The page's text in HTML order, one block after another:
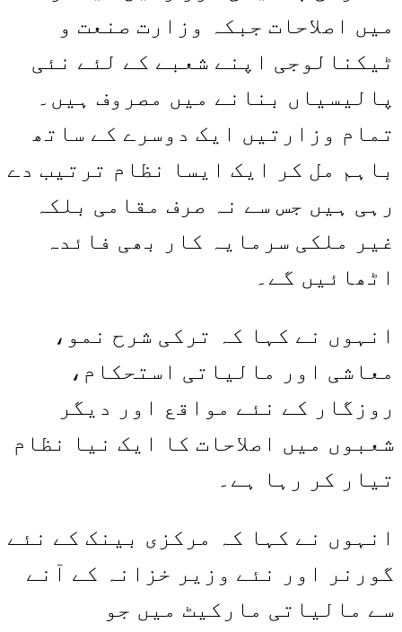
میں اصلاحات جبکہ وزارت صنعت و
ٹیکنالوجی اپنے شعبے کے لئے نئی
پالیسیاں بنانے میں مصروف ہیں۔
تمام وزارتیں ایک دوسرے کے ساتھ
باہم مل کر ایک ایسا نظام ترتیب دے
رہی ہیں جس سے نہ صرف مقامی بلکہ
غیر ملکی سرمایہ کار بھی فائدہ
اٹھائیں گے۔
انہوں نے کہا کہ ترکی شرح نمو،
معاشی اور مالیاتی استحکام،
روزگار کے نئے مواقع اور دیگر
شعبوں میں اصلاحات کا ایک نیا نظام
تیار کر رہا ہے۔
انہوں نے کہا کہ مرکزی بینک کے نئے
گورنر اور نئے وزیر خزانہ کے آنے
سے مالیاتی مارکیٹ میں جو